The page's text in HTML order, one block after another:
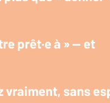
prêt·e à » — et
vraiment, sans